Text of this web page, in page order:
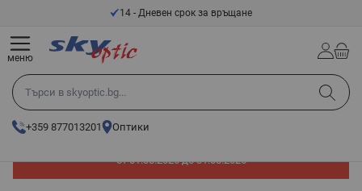
Прескачане към съдържанието14 - Дневен срок за връщане
Търси в skyoptic.bg...
+359 877013201 Оптики
меню
от 01.08.2026 до 31.08.2026